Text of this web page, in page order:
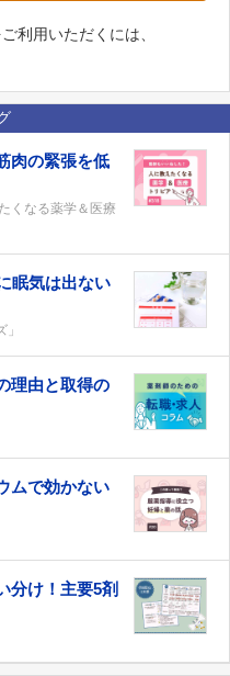
利用いただくには、
肉の緊張を低
くなる薬学＆医療
眠気は出ない
理由と取得の
ムで効かない
分け！主要5剤